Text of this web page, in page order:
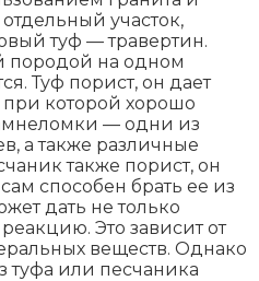
участок,
туф — травертин.
породой на одном
Туф порист, он дает
которой хорошо
— одни из
а также различные
также порист, он
способен брать ее из
дать не только
Это зависит от
веществ. Однако
туфа или песчаника